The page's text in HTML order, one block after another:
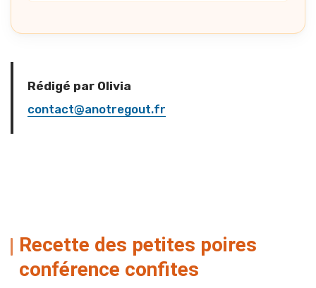
Rédigé par Olivia
contact@anotregout.fr
Recette des petites poires
conférence confites